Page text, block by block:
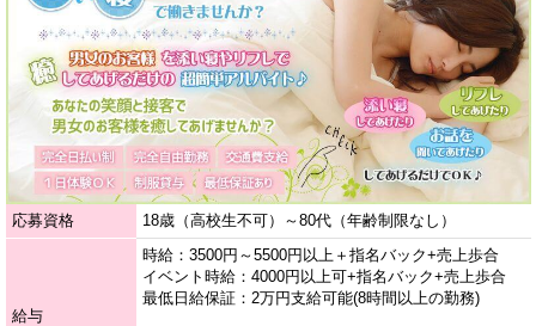
応募資格 18歳（高校生不可）～80代（年齢制限なし）
給与
時給：3500円～5500円以上＋指名バック+売上歩合
イベント時給：4000円以上可+指名バック+売上歩合
最低日給保証：2万円支給可能(8時間以上の勤務)